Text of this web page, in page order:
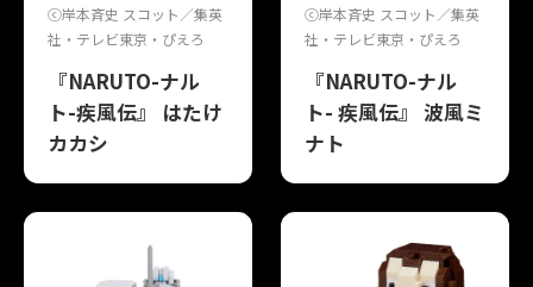
ⓒ岸本斉史 スコット／集英
社・テレビ東京・ぴえろ
『NARUTO-ナル
ト-疾風伝』 はたけ
カカシ
ⓒ岸本斉史 スコット／集英
社・テレビ東京・ぴえろ
『NARUTO-ナル
ト- 疾風伝』 波風ミ
ナト